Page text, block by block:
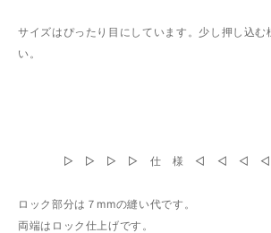
サイズはぴったり目にしています。少し押し込む
い。
▷ ▷ ▷ ▷ 仕 様 ◁ ◁ ◁ ◁
ロック部分は７mmの縫い代です。
両端はロック仕上げです。